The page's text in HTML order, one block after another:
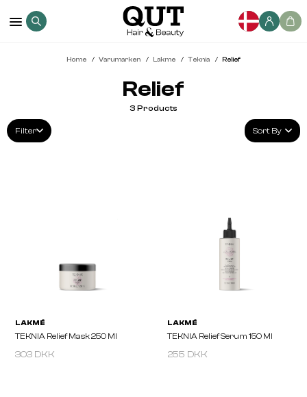
Home Varumarken Lakme Teknia Relief
Relief
Filter
3 Products
Sort By
303 DKK 255 DKK